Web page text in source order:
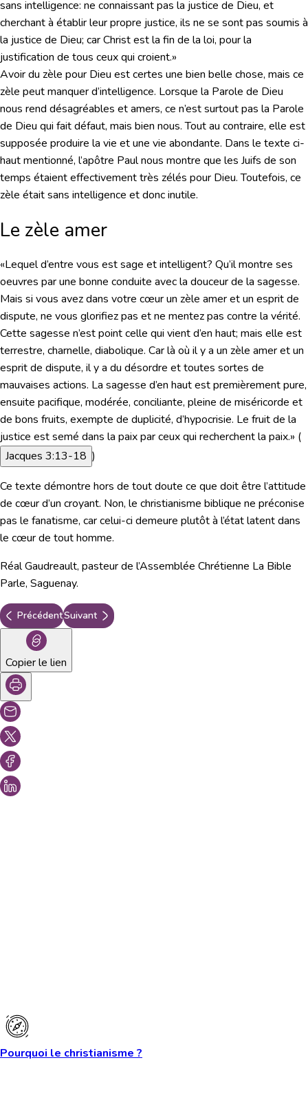
sans intelligence: ne connaissant pas la justice de Dieu, et
cherchant à établir leur propre justice, ils ne se sont pas soumis à
la justice de Dieu; car Christ est la fin de la loi, pour la
justification de tous ceux qui croient.»
Avoir du zèle pour Dieu est certes une bien belle chose, mais ce
zèle peut manquer d’intelligence. Lorsque la Parole de Dieu
nous rend désagréables et amers, ce n’est surtout pas la Parole
de Dieu qui fait défaut, mais bien nous. Tout au contraire, elle est
supposée produire la vie et une vie abondante. Dans le texte ci-
haut mentionné, l’apôtre Paul nous montre que les Juifs de son
temps étaient effectivement très zélés pour Dieu. Toutefois, ce
zèle était sans intelligence et donc inutile.
Le zèle amer
«Lequel d’entre vous est sage et intelligent? Qu’il montre ses
oeuvres par une bonne conduite avec la douceur de la sagesse.
Mais si vous avez dans votre cœur un zèle amer et un esprit de
dispute, ne vous glorifiez pas et ne mentez pas contre la vérité.
Cette sagesse n’est point celle qui vient d’en haut; mais elle est
terrestre, charnelle, diabolique. Car là où il y a un zèle amer et un
esprit de dispute, il y a du désordre et toutes sortes de
mauvaises actions. La sagesse d’en haut est premièrement pure,
ensuite pacifique, modérée, conciliante, pleine de miséricorde et
de bons fruits, exempte de duplicité, d’hypocrisie. Le fruit de la
justice est semé dans la paix par ceux qui recherchent la paix.» (
Jacques 3:13-18 )
Ce texte démontre hors de tout doute ce que doit être l’attitude
de cœur d’un croyant. Non, le christianisme biblique ne préconise
pas le fanatisme, car celui-ci demeure plutôt à l’état latent dans
le cœur de tout homme.
Réal Gaudreault, pasteur de l’Assemblée Chrétienne La Bible
Parle, Saguenay.
PrécédentSuivant
Copier le lien
Pourquoi le christianisme ?